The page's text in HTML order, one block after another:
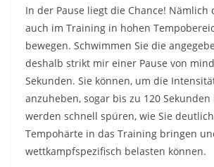
In der Pause liegt die Chance! Nämlich
auch im Training in hohen
bewegen. Schwimmen Sie die
deshalb strikt mir einer Pause von
Sekunden. Sie können, um die
anzuheben, sogar bis zu 120 Sekunden
werden schnell spüren, wie Sie
Tempohärte in das Training bringen
wettkampfspezifisch belasten können.